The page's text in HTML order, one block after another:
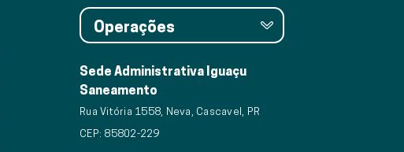
Operações
Sede Administrativa Iguaçu
Saneamento
Rua Vitória 1558, Neva, Cascavel, PR
CEP: 85802-229